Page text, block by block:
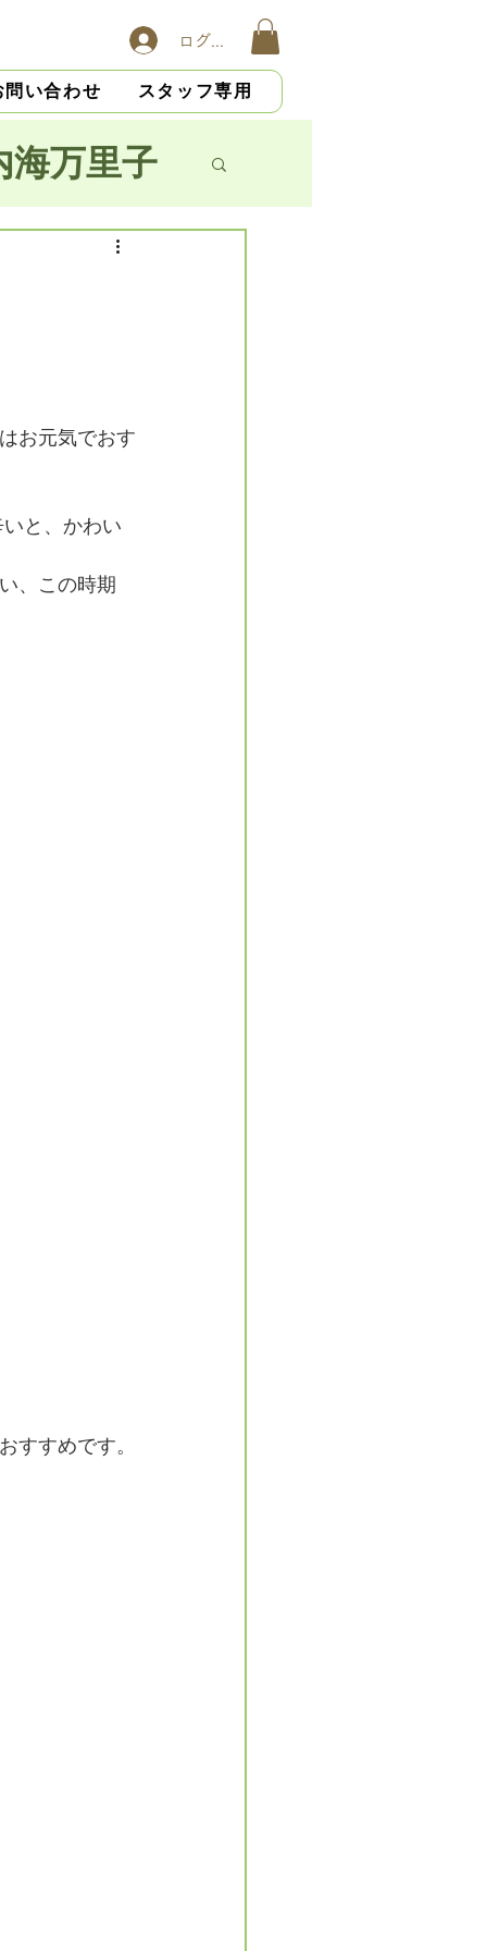
ログイン
問い合わせ スタッフ専用
海万里子
杉光恵
お元気でおす
と、かわい
、この時期
すすめです。